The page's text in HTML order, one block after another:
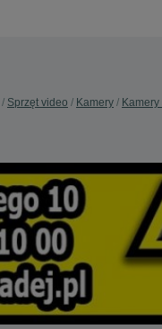
Sprzęt video Kamery